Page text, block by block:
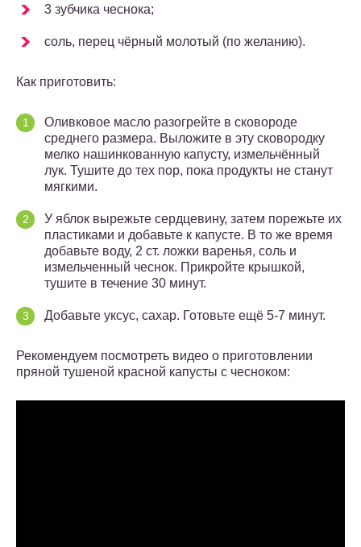
3 зубчика чеснока;
соль, перец чёрный молотый (по желанию).
Как приготовить:
Оливковое масло разогрейте в сковороде
среднего размера. Выложите в эту сковородку
мелко нашинкованную капусту, измельчённый
лук. Тушите до тех пор, пока продукты не станут
мягкими.
У яблок вырежьте сердцевину, затем порежьте их
пластиками и добавьте к капусте. В то же время
добавьте воду, 2 ст. ложки варенья, соль и
измельченный чеснок. Прикройте крышкой,
тушите в течение 30 минут.
Добавьте уксус, сахар. Готовьте ещё 5-7 минут.
Рекомендуем посмотреть видео о приготовлении
пряной тушеной красной капусты с чесноком: